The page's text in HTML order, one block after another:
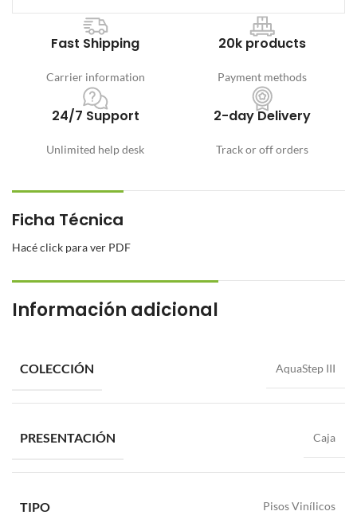
Fast Shipping
Carrier information
20k products
Payment methods
24/7 Support
Unlimited help desk
2-day Delivery
Track or off orders
Ficha Técnica
Hacé click para ver PDF
Información adicional
COLECCIÓN AquaStep III
PRESENTACIÓN Caja
TIPO Pisos Vinílicos